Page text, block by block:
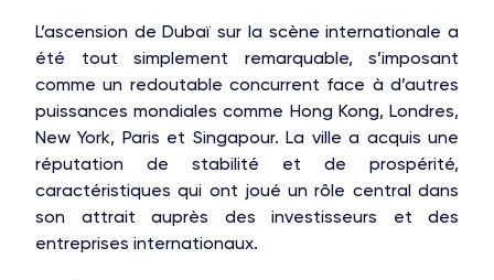
L’ascension de Dubaï sur la scène internationale a
été tout simplement remarquable, s’imposant
comme un redoutable concurrent face à d’autres
puissances mondiales comme Hong Kong, Londres,
New York, Paris et Singapour. La ville a acquis une
réputation de stabilité et de prospérité,
caractéristiques qui ont joué un rôle central dans
son attrait auprès des investisseurs et des
entreprises internationaux.